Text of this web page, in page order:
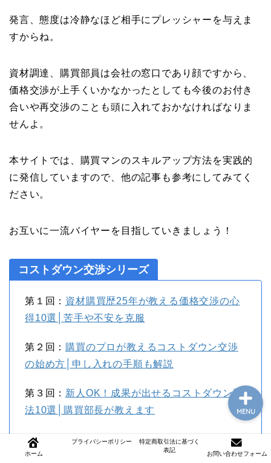
発言、態度は冷静なほど相手にプレッシャーを与えま
すからね。
資材調達、購買部員は会社の窓口であり顔ですから、
価格交渉が上手くいかなかったとしても今後のお付き
合いや再交渉のことも頭に入れておかなければなりま
せんよ。
本サイトでは、購買マンのスキルアップ方法を実践的
に発信していますので、他の記事も参考にしてみてく
ださい。
お互いに一流バイヤーを目指していきましょう！
コストダウン交渉シリーズ
第１回： 資材購買歴25年が教える価格交渉の心
得10選│苦手や不安を克服
第２回： 購買のプロが教えるコストダウン交渉
の始め方│申し入れの手順も解説
第３回： 新人OK！成果が出せるコストダウン手
法10選│購買部長が教えます
第４回：
価格交渉の説得力を上げるテクニック
10選
ホーム
プライバシーポリシー
特定商取引法に基づく
表記
お問い合わせフォーム
MENU
モテるジム通い
購買職の年収アップ